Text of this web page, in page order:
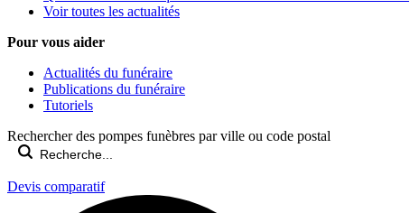
Voir toutes les actualités
Pour vous aider
Actualités du funéraire
Publications du funéraire
Tutoriels
Rechercher des pompes funèbres par ville ou code postal
Devis comparatif